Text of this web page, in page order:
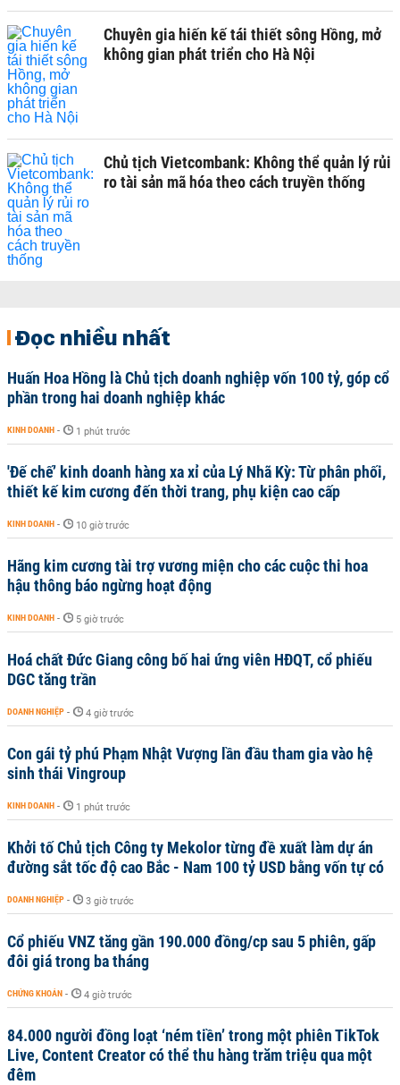
Chuyên gia hiến kế tái thiết sông Hồng, mở
không gian phát triển cho Hà Nội
Chủ tịch Vietcombank: Không thể quản lý rủi
ro tài sản mã hóa theo cách truyền thống
Đọc nhiều nhất
Huấn Hoa Hồng là Chủ tịch doanh nghiệp vốn 100 tỷ, góp cổ
phần trong hai doanh nghiệp khác
KINH DOANH - 1 phút trước
'Đế chế’ kinh doanh hàng xa xỉ của Lý Nhã Kỳ: Từ phân phối,
thiết kế kim cương đến thời trang, phụ kiện cao cấp
KINH DOANH - 10 giờ trước
Hãng kim cương tài trợ vương miện cho các cuộc thi hoa
hậu thông báo ngừng hoạt động
KINH DOANH - 5 giờ trước
Hoá chất Đức Giang công bố hai ứng viên HĐQT, cổ phiếu
DGC tăng trần
DOANH NGHIỆP - 4 giờ trước
Con gái tỷ phú Phạm Nhật Vượng lần đầu tham gia vào hệ
sinh thái Vingroup
KINH DOANH - 1 phút trước
Khởi tố Chủ tịch Công ty Mekolor từng đề xuất làm dự án
đường sắt tốc độ cao Bắc - Nam 100 tỷ USD bằng vốn tự có
DOANH NGHIỆP - 3 giờ trước
Cổ phiếu VNZ tăng gần 190.000 đồng/cp sau 5 phiên, gấp
đôi giá trong ba tháng
CHỨNG KHOÁN - 4 giờ trước
84.000 người đồng loạt ‘ném tiền’ trong một phiên TikTok
Live, Content Creator có thể thu hàng trăm triệu qua một
đêm